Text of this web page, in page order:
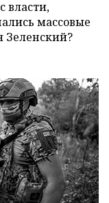
власти,
массовые
Зеленский?